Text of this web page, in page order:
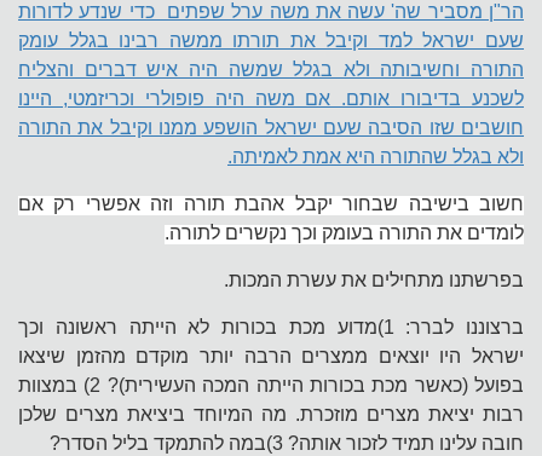
הר"ן מסביר שה' עשה את משה ערל שפתים כדי שנדע לדורות
שעם ישראל למד וקיבל את תורתו ממשה רבינו בגלל עומק
התורה וחשיבותה ולא בגלל שמשה היה איש דברים והצליח
לשכנע בדיבורו אותם. אם משה היה פופולרי וכריזמטי, היינו
חושבים שזו הסיבה שעם ישראל הושפע ממנו וקיבל את התורה
ולא בגלל שהתורה היא אמת לאמיתה.
חשוב בישיבה שבחור יקבל אהבת תורה וזה אפשרי רק אם
לומדים את התורה בעומק וכך נקשרים לתורה.
בפרשתנו מתחילים את עשרת המכות.
ברצוננו לברר: 1)מדוע מכת בכורות לא הייתה ראשונה וכך
ישראל היו יוצאים ממצרים הרבה יותר מוקדם מהזמן שיצאו
בפועל (כאשר מכת בכורות הייתה המכה העשירית)? 2) במצוות
רבות יציאת מצרים מוזכרת. מה המיוחד ביציאת מצרים שלכן
חובה עלינו תמיד לזכור אותה? 3)במה להתמקד בליל הסדר?